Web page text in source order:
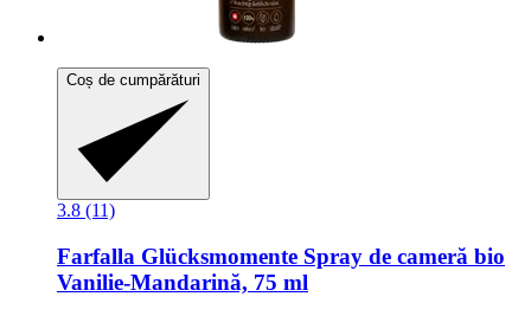
Coș de cumpărături
3.8 (11)
Farfalla Glücksmomente Spray de cameră bio
Vanilie-​Mandarină, 75 ml